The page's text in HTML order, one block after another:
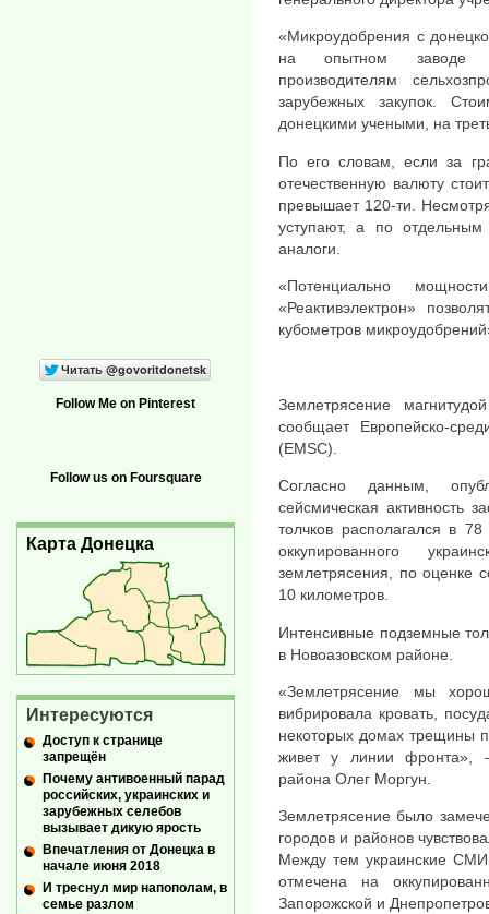
«Микроудобрения с
на опытном заводе
производителям
зарубежных закупок.
донецкими учеными, на
По его словам, если за
отечественную валюту
превышает 120-ти.
уступают, а по
аналоги.
«Потенциально
«Реактивэлектрон»
кубометров
Землетрясение
сообщает Европейско-
(EMSC).
Согласно данным,
сейсмическая активность
толчков располагался в
оккупированного
землетрясения, по оценке
10 километров.
Интенсивные подземные
в Новоазовском районе.
«Землетрясение мы
вибрировала кровать,
некоторых домах трещины
живет у линии фронта»,
района Олег Моргун.
Землетрясение было
городов и районов
Между тем украинские СМИ
отмечена на
Запорожской и
Follow Me on Pinterest
Follow us on Foursquare
Карта Донецка
Интересуются
Доступ к странице
запрещён
Почему антивоенный парад
российских, украинских и
зарубежных селебов
вызывает дикую ярость
Впечатления от Донецка в
начале июня 2018
И треснул мир напополам, в
семье разлом